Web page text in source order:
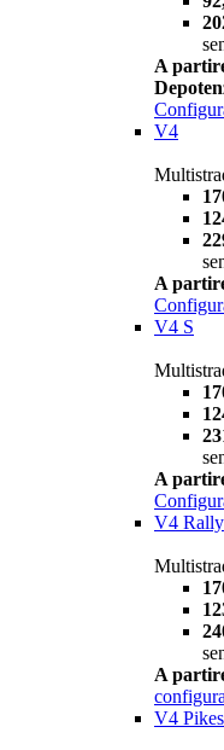
A
V4
A
V4 S
A
V4 Rally
A
configura
V4